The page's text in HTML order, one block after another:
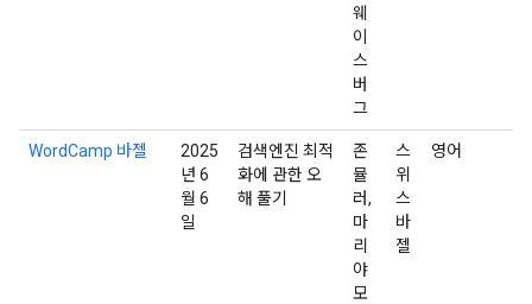
웨
이
스
버
그
WordCamp 바젤
2025
년 6
월 6
일
검색엔진 최적
화에 관한 오
해 풀기
존
뮬
러,
마
리
야
모
스
위
스
바
젤
영어